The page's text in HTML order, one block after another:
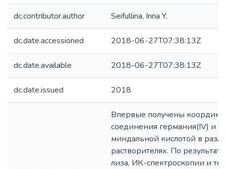
dc.contributor.author Seifullina, Inna Y.
dc.date.accessioned 2018-06-27T07:38:13Z
dc.date.available 2018-06-27T07:38:13Z
dc.date.issued 2018
Впервые получены
соединения германия(IV) и
миндальной кислотой в
растворителях. По
лиза, ИК-спектроскопии и